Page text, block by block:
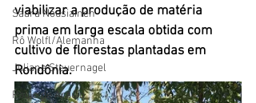
Saara Nousiainen
Rô Wolfl/Alemanha
Juliana Steuernagel
Paulo de Araújo
viabilizar a produção de matéria
prima em larga escala obtida com
cultivo de florestas plantadas em
Rondônia.